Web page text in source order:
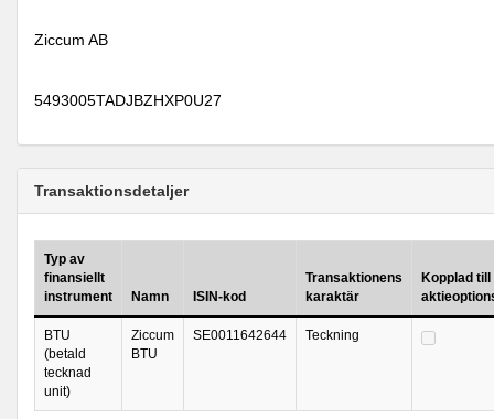
Ziccum AB
5493005TADJBZHXP0U27
Transaktionsdetaljer
Typ av
finansiellt
instrument
Namn ISIN-kod
Transaktionens
karaktär
Kopplad till
BTU
(betald
tecknad
unit)
Ziccum
BTU
SE0011642644 Teckning